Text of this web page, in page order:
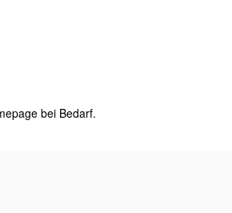
bei Bedarf.